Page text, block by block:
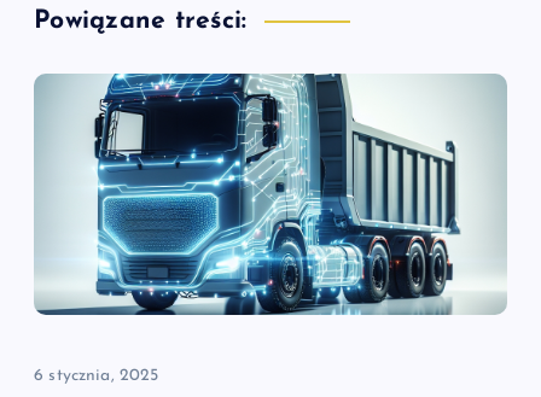
c
p
Powiązane treści:
6 stycznia, 2025